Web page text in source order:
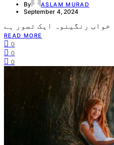
By ASLAM MURAD
September 4, 2024
READ MORE
0
0
0